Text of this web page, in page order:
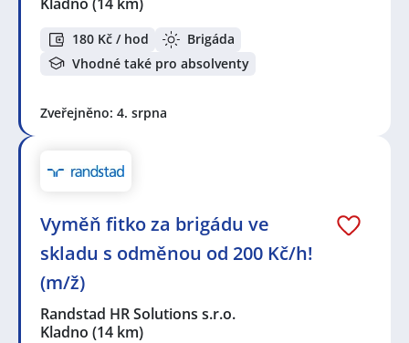
180 Kč / hod
Brigáda
Vhodné také pro absolventy
Zveřejněno: 4. srpna
Vyměň fitko za brigádu ve
skladu s odměnou od 200 Kč/h!
(m/ž)
Randstad HR Solutions s.r.o.
Kladno (14 km)